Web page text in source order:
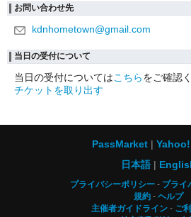
お問い合わせ先
kdnhometown@gmail.com
当日の受付について
当日の受付についてはこちらをご確認
チケットを取り出す
PassMarket
日本語
プライバシーポリシー
プライ
規約
ヘルプ
主催者ガイドライン
ご